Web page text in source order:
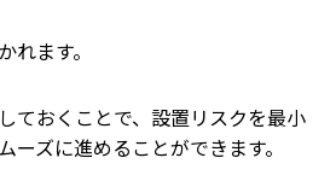
れます。
ておくことで、設置リスクを最小
ーズに進めることができます。